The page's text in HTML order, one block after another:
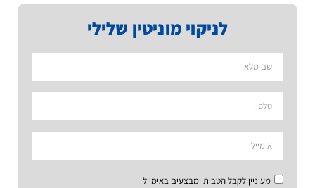
לניקוי מוניטין שלילי
מעוניין לקבל הטבות ומבצעים באימייל